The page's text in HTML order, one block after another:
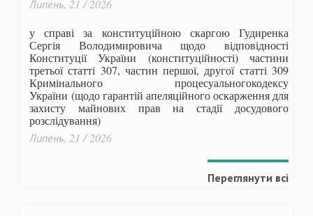
Липень, 21 / 2026
у справі за конституційною скаргою Гудиренка
Сергія Володимировича щодо відповідності
Конституції України (конституційності) частини
третьої статті 307, частин першої, другої статті 309
Кримінального процесуальногокодексу
України (щодо гарантій апеляційного оскарження для
захисту майнових прав на стадії досудового
розслідування)
Липень, 21 / 2026
Переглянути всі